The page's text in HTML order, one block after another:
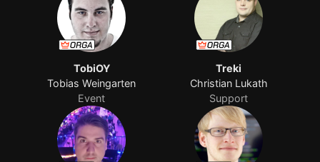
TobiOY
Tobias Weingarten
Event
Treki
Christian Lukath
Support